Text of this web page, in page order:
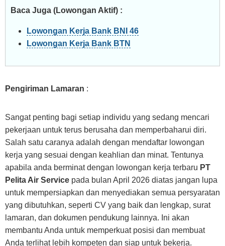
Baca Juga (Lowongan Aktif) :
Lowongan Kerja Bank BNI 46
Lowongan Kerja Bank BTN
Pengiriman Lamaran :
Sangat penting bagi setiap individu yang sedang mencari
pekerjaan untuk terus berusaha dan memperbaharui diri.
Salah satu caranya adalah dengan mendaftar lowongan
kerja yang sesuai dengan keahlian dan minat. Tentunya
apabila anda berminat dengan lowongan kerja terbaru PT
Pelita Air Service pada bulan April 2026 diatas jangan lupa
untuk mempersiapkan dan menyediakan semua persyaratan
yang dibutuhkan, seperti CV yang baik dan lengkap, surat
lamaran, dan dokumen pendukung lainnya. Ini akan
membantu Anda untuk memperkuat posisi dan membuat
Anda terlihat lebih kompeten dan siap untuk bekerja.